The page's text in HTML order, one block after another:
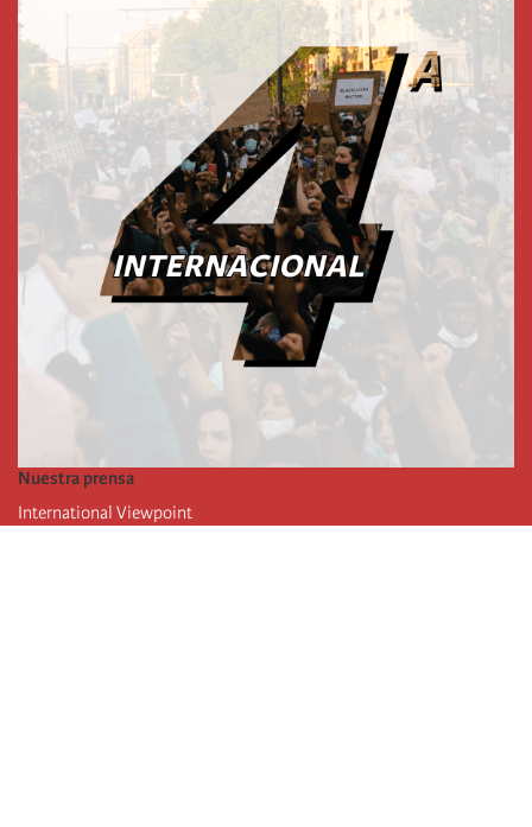
Nuestra prensa
International Viewpoint